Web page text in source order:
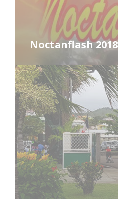
Noctanflash 2018
Read
More